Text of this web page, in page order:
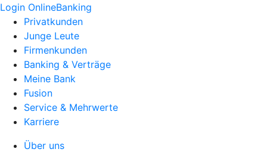
Login OnlineBanking
Privatkunden
Junge Leute
Firmenkunden
Banking & Verträge
Meine Bank
Fusion
Service & Mehrwerte
Karriere
Über uns